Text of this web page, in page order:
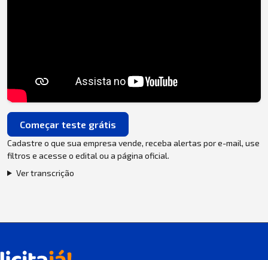
Começar teste grátis
Cadastre o que sua empresa vende, receba alertas por e-mail, use
filtros e acesse o edital ou a página oficial.
Ver transcrição